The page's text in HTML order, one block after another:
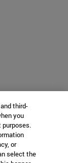
third-
you
purposes.
or
select the